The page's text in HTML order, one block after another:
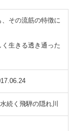
その流筋の特徴に
生きる透き通った
続く飛騨の隠れ川